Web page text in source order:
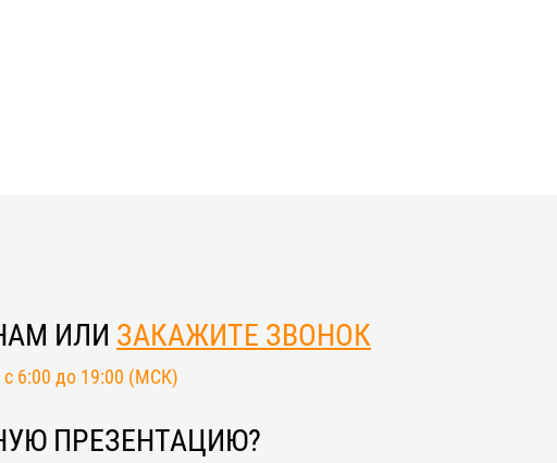
ИЛИ ЗАКАЖИТЕ ЗВОНОК
c 6:00 до 19:00 (МСК)
ПРЕЗЕНТАЦИЮ?